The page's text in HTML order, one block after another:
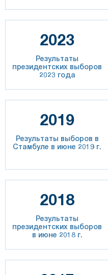
2023
Результаты
президентских выборов
2023 года
2019
Результаты выборов в
Стамбуле в июне 2019 г.
2018
Результаты
президентских выборов
в июне 2018 г.